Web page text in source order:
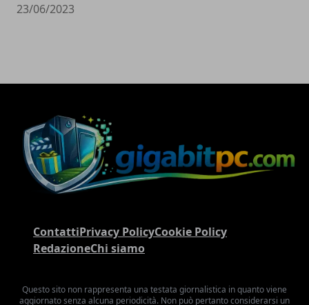
23/06/2023
ContattiPrivacy PolicyCookie Policy
RedazioneChi siamo
Questo sito non rappresenta una testata giornalistica in quanto viene
aggiornato senza alcuna periodicità. Non può pertanto considerarsi un